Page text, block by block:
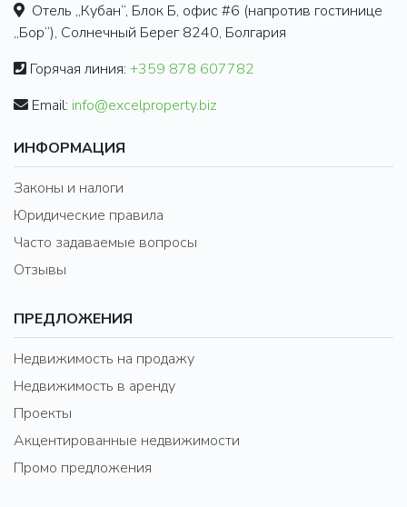
Отель „Кубан“, Блок Б, офис #6 (напротив гостинице
„Бор“), Солнечный Берег 8240, Болгария
Горячая линия: +359 878 607782
Email: info@excelproperty.biz
ИНФОРМАЦИЯ
Законы и налоги
Юридические правила
Часто задаваемые вопросы
Отзывы
ПРЕДЛОЖЕНИЯ
Недвижимость на продажу
Недвижимость в аренду
Проекты
Акцентированные недвижимости
Промо предложения